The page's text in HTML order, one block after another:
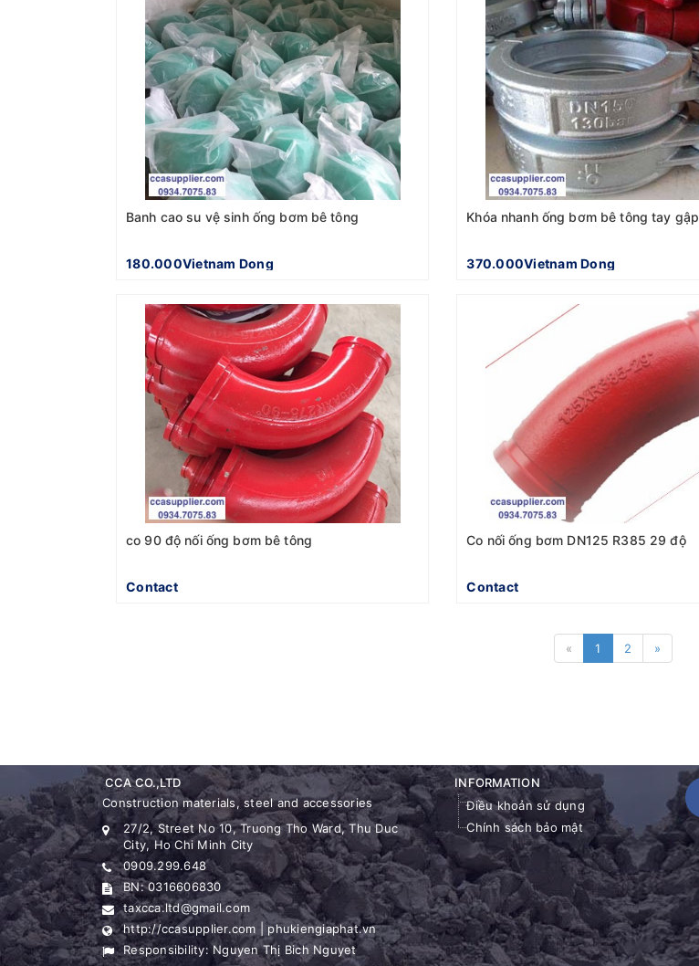
Banh cao su vệ sinh ống bơm bê tông
180.000Vietnam Dong
Khóa nhanh ống bơm bê tông tay gập
370.000Vietnam Dong
co 90 độ nối ống bơm bê tông
Contact
Co nối ống bơm DN125 R385 29 độ
Contact
« 1 2 »
CCA CO.,LTD
Construction materials, steel and accessories
27/2, Street No 10, Truong Tho Ward, Thu Duc
City, Ho Chi Minh City
0909.299.648
BN: 0316606830
taxcca.ltd@gmail.com
http://ccasupplier.com | phukiengiaphat.vn
Responsibility: Nguyen Thị Bich Nguyet
INFORMATION
Điều khoản sử dụng
Chính sách bảo mật